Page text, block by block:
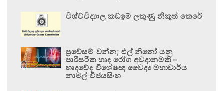
විශ්වවිද්‍යාල කඩඉම් ලකුණු නිකුත් කෙරේ
ප්‍රවේසම් වන්න; එල් නිනෝ යනු
පාරිසරික හෘද රෝග අවදානමකි –
හෘදවේද විශේෂඥ වෛද්‍ය මහාචාර්ය
නාමල් විජයසිංහ